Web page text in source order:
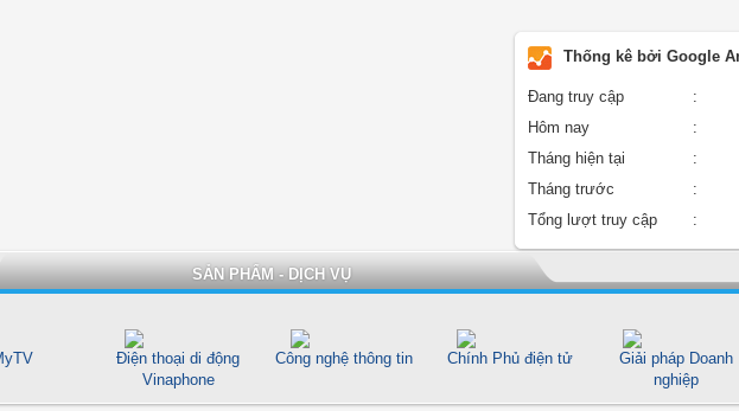
Thống kê bởi Google
Đang truy cập
:
Hôm nay
:
Tháng hiện tại
:
Tháng trước
:
Tổng lượt truy cập
:
SẢN PHẨM - DỊCH VỤ
Điện thoại di động
Vinaphone
Công nghệ thông tin Chính Phủ điện tử
Giải pháp Doanh
nghiệp